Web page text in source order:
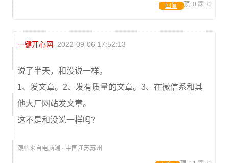
顶: 0 踩: 0
回复
一键开心网 2022-09-06 17:52:13
说了半天，和没说一样。
1、发文章。2、发有质量的文章。3、在微信系和其
他大厂网站发文章。
这不是和没说一样吗？
跟帖来自电脑端 · 中国江苏苏州